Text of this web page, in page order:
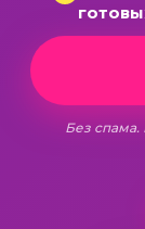
Без спама.